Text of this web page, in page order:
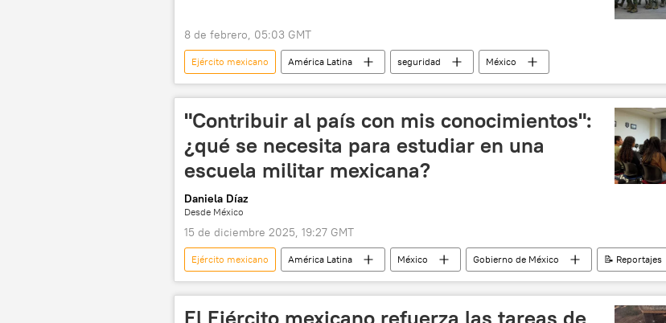
8 de febrero, 05:03 GMT
Ejército mexicano América Latina seguridad México
"Contribuir al país con mis conocimientos":
¿qué se necesita para estudiar en una
escuela militar mexicana?
Daniela Díaz
Desde México
15 de diciembre 2025, 19:27 GMT
Ejército mexicano América Latina México Gobierno de México
📝 Reportajes
🛡️ Fuerzas Armadas
seguridad